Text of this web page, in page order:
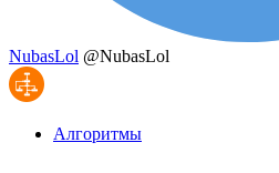
NubasLol @NubasLol
Алгоритмы